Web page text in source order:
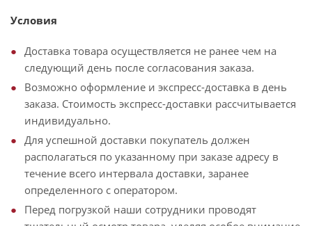
Условия
Доставка товара осуществляется не ранее чем на
следующий день после согласования заказа.
Возможно оформление и экспресс-доставка в день
заказа. Стоимость экспресс-доставки рассчитывается
индивидуально.
Для успешной доставки покупатель должен
располагаться по указанному при заказе адресу в
течение всего интервала доставки, заранее
определенного с оператором.
Перед погрузкой наши сотрудники проводят